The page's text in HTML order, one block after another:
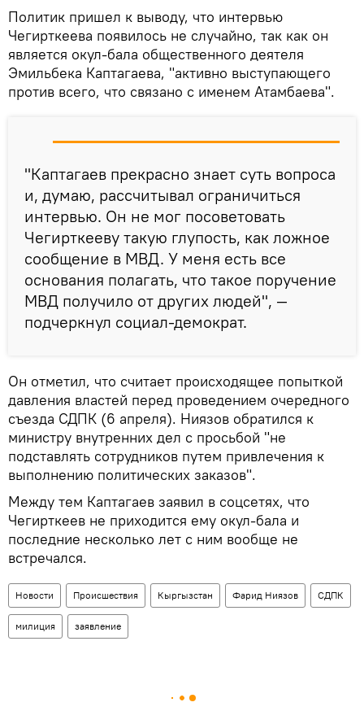
Политик пришел к выводу, что интервью
Чегирткеева появилось не случайно, так как он
является окул-бала общественного деятеля
Эмильбека Каптагаева, "активно выступающего
против всего, что связано с именем Атамбаева".
"Каптагаев прекрасно знает суть вопроса
и, думаю, рассчитывал ограничиться
интервью. Он не мог посоветовать
Чегирткееву такую глупость, как ложное
сообщение в МВД. У меня есть все
основания полагать, что такое поручение
МВД получило от других людей", —
подчеркнул социал-демократ.
Он отметил, что считает происходящее попыткой
давления властей перед проведением очередного
съезда СДПК (6 апреля). Ниязов обратился к
министру внутренних дел с просьбой "не
подставлять сотрудников путем привлечения к
выполнению политических заказов".
Между тем Каптагаев заявил в соцсетях, что
Чегирткеев не приходится ему окул-бала и
последние несколько лет с ним вообще не
встречался.
Новости Происшествия Кыргызстан Фарид Ниязов СДПК
милиция заявление